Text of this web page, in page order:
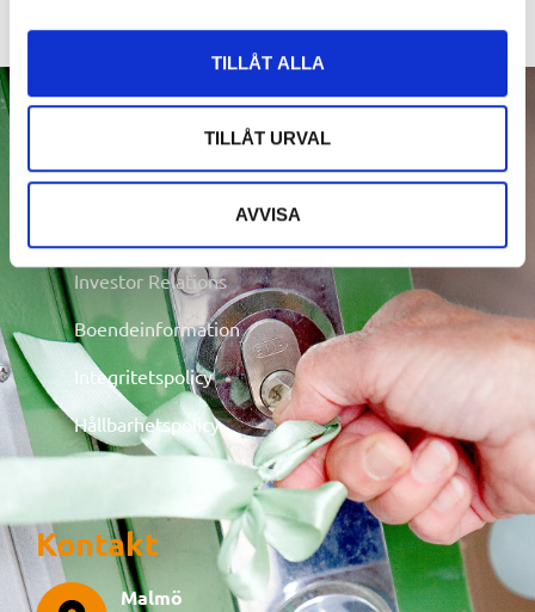
TILLÅT ALLA
TILLÅT URVAL
AVVISA
Snabblänkar
Investor Relations
Boendeinformation
Integritetspolicy
Hållbarhetspolicy
Kontakt
Malmö